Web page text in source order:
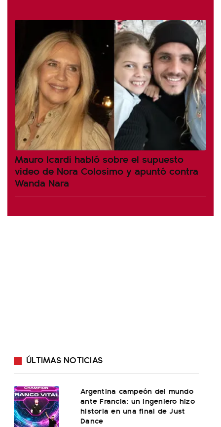
Mauro Icardi habló sobre el supuesto
video de Nora Colosimo y apuntó contra
Wanda Nara
ÚLTIMAS NOTICIAS
Argentina campeón del mundo
ante Francia: un ingeniero hizo
historia en una final de Just
Dance